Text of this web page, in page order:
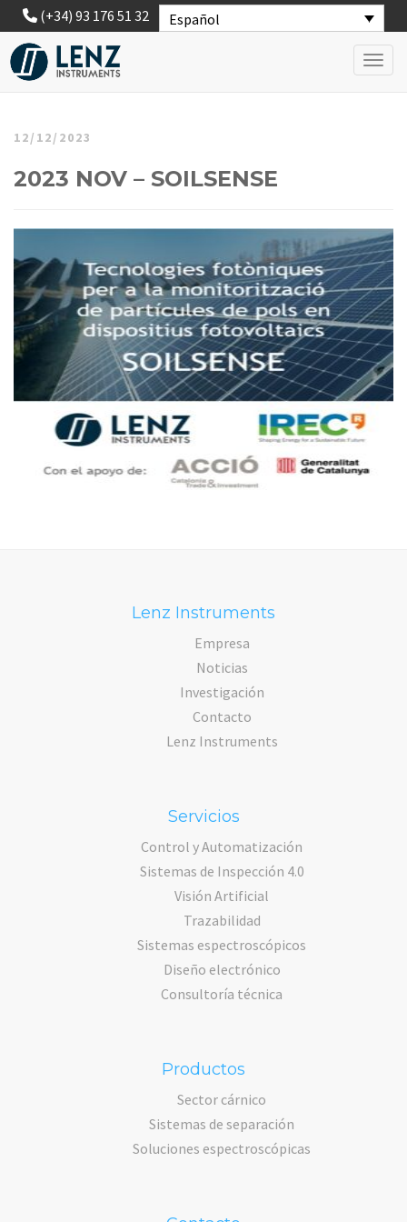
Español
(+34) 93 176 51 32
12/12/2023
2023 NOV – SOILSENSE
Lenz Instruments
Empresa
Noticias
Investigación
Contacto
Lenz Instruments
Servicios
Control y Automatización
Sistemas de Inspección 4.0
Visión Artificial
Trazabilidad
Sistemas espectroscópicos
Diseño electrónico
Consultoría técnica
Productos
Sector cárnico
Sistemas de separación
Soluciones espectroscópicas